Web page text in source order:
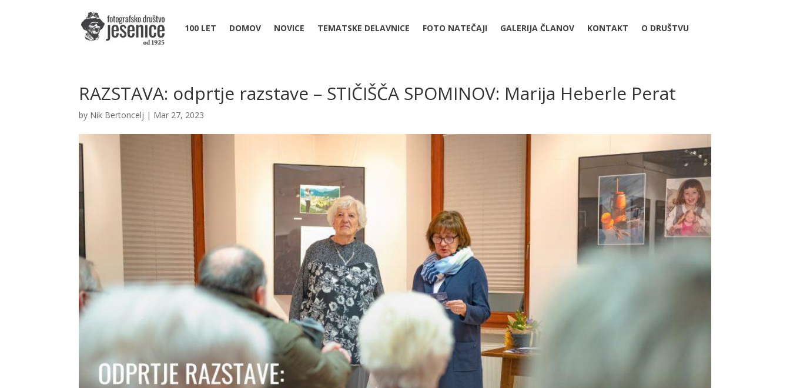
100 LET DOMOV NOVICE TEMATSKE DELAVNICE FOTO NATEČAJI GALERIJA ČLANOV KONTAKT O DRUŠTVU
RAZSTAVA: odprtje razstave – STIČIŠČA SPOMINOV: Marija Heberle Perat
by Nik Bertoncelj | Mar 27, 2023